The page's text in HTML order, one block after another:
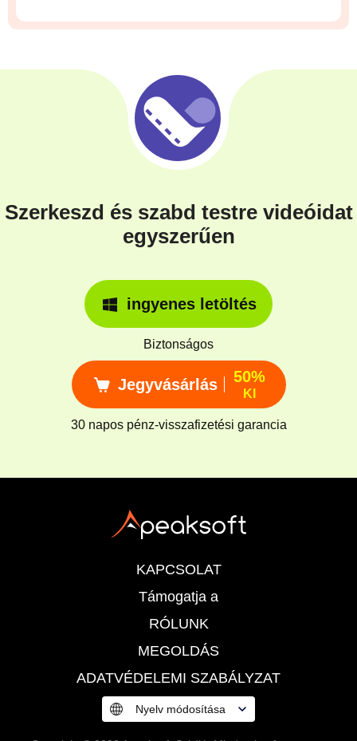
Szerkeszd és szabd testre videóidat
egyszerűen
ingyenes letöltés
Biztonságos
Jegyvásárlás 50%
KI
30 napos pénz-visszafizetési garancia
KAPCSOLAT
Támogatja a
RÓLUNK
MEGOLDÁS
ADATVÉDELEMI SZABÁLYZAT
Nyelv módosítása